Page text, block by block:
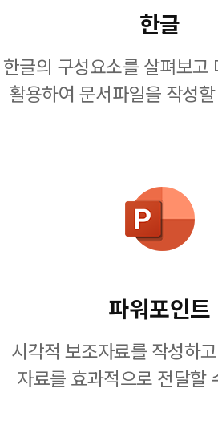
한글
한글의 구성요소를 살펴보고
활용하여 문서파일을 작성
파워포인트
시각적 보조자료를 작성하
자료를 효과적으로 전달할